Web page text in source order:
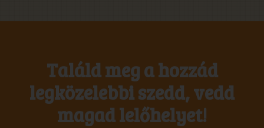
Találd meg a hozzád
legközelebbi szedd, vedd
magad lelőhelyet!